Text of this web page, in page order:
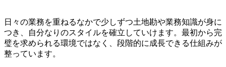
日々の業務を重ねるなかで少しずつ土地勘や業務知識が身に
つき、自分なりのスタイルを確立していけます。最初から完
璧を求められる環境ではなく、段階的に成長できる仕組みが
整っています。